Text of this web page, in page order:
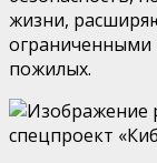
жизни,
ограниченными
пожилых.
спецпроект